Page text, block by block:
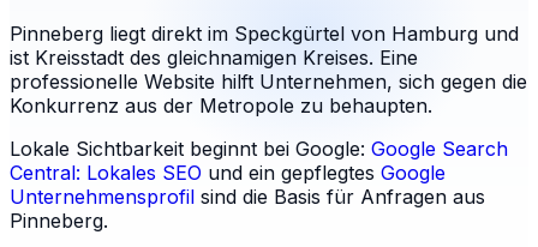
Pinneberg liegt direkt im Speckgürtel von Hamburg und
ist Kreisstadt des gleichnamigen Kreises. Eine
professionelle Website hilft Unternehmen, sich gegen die
Konkurrenz aus der Metropole zu behaupten.
Lokale Sichtbarkeit beginnt bei Google: Google Search
Central: Lokales SEO und ein gepflegtes Google
Unternehmensprofil sind die Basis für Anfragen aus
Pinneberg.